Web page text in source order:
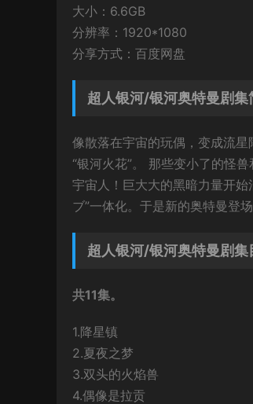
大小：6.6GB
分辨率：1920*1080
分享方式：百度网盘
超人银河/银河奥特曼剧集
像散落在宇宙的玩偶，变成流
“银河火花”。 那些变小了的怪
宇宙人！巨大大的黑暗力量开
ブ”一体化。于是新的奥特曼登场
超人银河/银河奥特曼剧集
共11集。
1.降星镇
2.夏夜之梦
3.双头的火焰兽
4.偶像是拉贡